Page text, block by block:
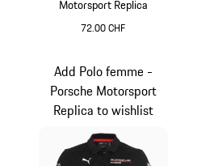
Motorsport Replica
72.00 CHF
Add Polo femme -
Porsche Motorsport
Replica to wishlist